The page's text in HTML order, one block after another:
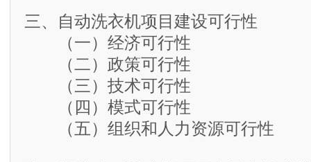
三、自动洗衣机项目建设可行性
（一）经济可行性
（二）政策可行性
（三）技术可行性
（四）模式可行性
（五）组织和人力资源可行性